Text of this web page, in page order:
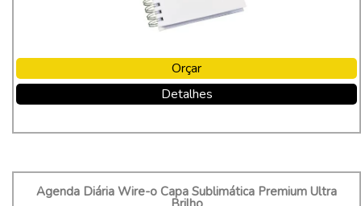
Orçar
Detalhes
Agenda Diária Wire-o Capa Sublimática Premium Ultra